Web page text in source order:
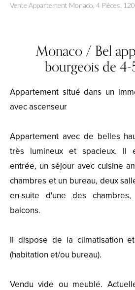
Vente Appartement Monaco, 4 Pièces,
Monaco / Bel
bourgeois de
Appartement situé dans un
avec ascenseur
Appartement avec de belles
très lumineux et spacieux. Il
entrée, un séjour avec cuisine
chambres et un bureau, deux
en-suite d'une des
balcons.
Il dispose de la climatisation
(habitation et/ou bureau).
Vendu vide ou meublé.